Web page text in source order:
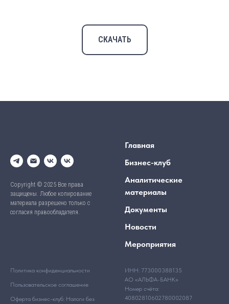
СКАЧАТЬ
Copyright © 2025 Все права
защищены. Любое копирование
материала разрешено только с
согласия правообладателя.
Главная
Бизнес-клуб
Аналитические
материалы
Документы
Новости
Мероприятия
Политика конфиденциальности
Пользовательское соглашение
Оферта бизнес-клуб: Налоги без
ИНН: 773000388135
АО «АЛЬФА-БАНК»
Номер счёта:
40802810602780002087